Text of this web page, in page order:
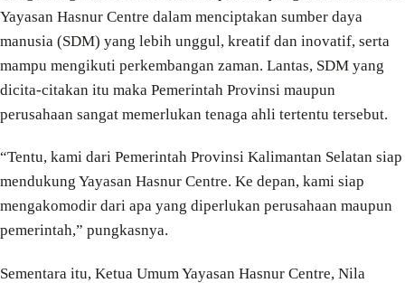
Yayasan Hasnur Centre dalam menciptakan sumber daya
manusia (SDM) yang lebih unggul, kreatif dan inovatif, serta
mampu mengikuti perkembangan zaman. Lantas, SDM yang
dicita-citakan itu maka Pemerintah Provinsi maupun
perusahaan sangat memerlukan tenaga ahli tertentu tersebut.
“Tentu, kami dari Pemerintah Provinsi Kalimantan Selatan siap
mendukung Yayasan Hasnur Centre. Ke depan, kami siap
mengakomodir dari apa yang diperlukan perusahaan maupun
pemerintah,” pungkasnya.
Sementara itu, Ketua Umum Yayasan Hasnur Centre, Nila